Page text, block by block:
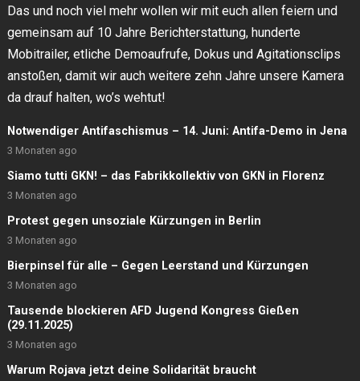
Das und noch viel mehr wollen wir mit euch allen feiern und
gemeinsam auf 10 Jahre Berichterstattung, hunderte
Mobitrailer, etliche Demoaufrufe, Dokus und Agitationsclips
anstoßen, damit wir auch weitere zehn Jahre unsere Kamera
da drauf halten, wo’s wehtut!
Notwendiger Antifaschismus – 14. Juni: Antifa-Demo in Jena
3 Monaten ago
Siamo tutti GKN! – das Fabrikkollektiv von GKN in Florenz
3 Monaten ago
Protest gegen unsoziale Kürzungen in Berlin
3 Monaten ago
Bierpinsel für alle – Gegen Leerstand und Kürzungen
3 Monaten ago
Tausende blockieren AFD Jugend Kongress Gießen
(29.11.2025)
3 Monaten ago
Warum Rojava jetzt deine Solidarität braucht